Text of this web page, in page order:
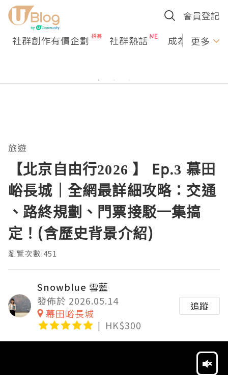
會員登記
社群創作有價企劃 社群熱話 成為U更多
旅遊
【北京自由行2026 】 Ep.3 慕田
峪長城｜全網最詳細攻略：交通
、路終規劃、門票接駁一集搞
定！(含歷史背景介紹)
瀏覽次數:451
Snowblue 雪藍
發佈於 2026.05.14
幕田峪長城
HK$300
追蹤